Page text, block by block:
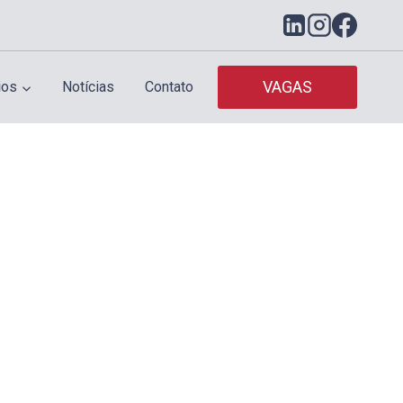
Notícias Contato VAGAS